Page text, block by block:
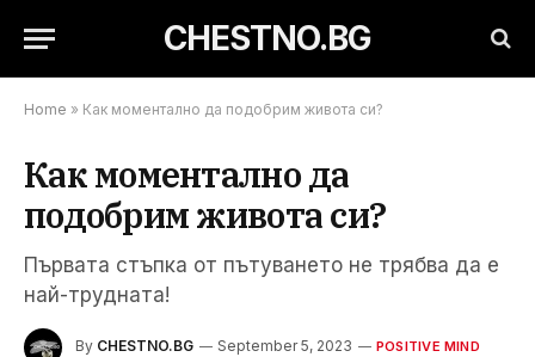
CHESTNO.BG
Home » Как моментално да подобрим живота си?
Как моментално да
подобрим живота си?
Първата стъпка от пътуването не трябва да е
най-трудната!
By CHESTNO.BG September 5, 2023 POSITIVE MIND